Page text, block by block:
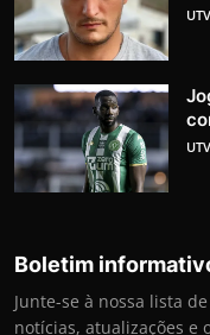
Boletim
Junte-se à nossa lista
notícias, atualizações e